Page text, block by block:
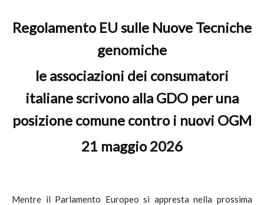
Regolamento EU sulle Nuove Tecniche
genomiche
le associazioni dei consumatori
italiane scrivono alla GDO per una
posizione comune contro i nuovi OGM
21 maggio 2026
Mentre il Parlamento Europeo si appresta nella prossima